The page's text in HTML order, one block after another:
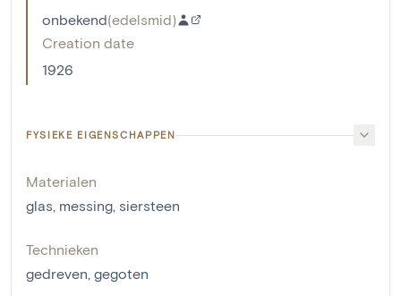
onbekend(edelsmid)
Creation date
1926
FYSIEKE EIGENSCHAPPEN
Materialen
glas, messing, siersteen
Technieken
gedreven, gegoten